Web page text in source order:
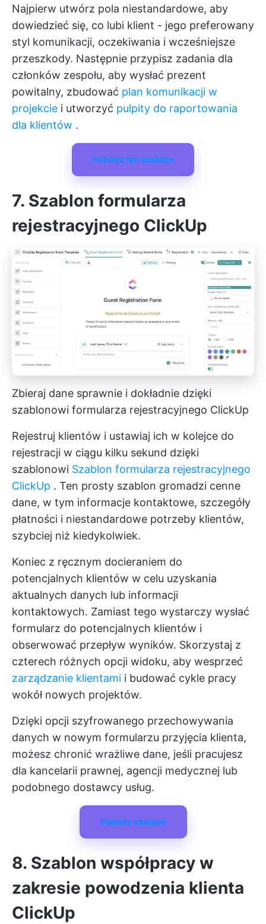
Najpierw utwórz pola niestandardowe, aby
dowiedzieć się, co lubi klient - jego preferowany
styl komunikacji, oczekiwania i wcześniejsze
przeszkody. Następnie przypisz zadania dla
członków zespołu, aby wysłać prezent
powitalny, zbudować plan komunikacji w
projekcie i utworzyć pulpity do raportowania
dla klientów .
Pobierz ten szablon
7. Szablon formularza
rejestracyjnego ClickUp
Zbieraj dane sprawnie i dokładnie dzięki
szablonowi formularza rejestracyjnego ClickUp
Rejestruj klientów i ustawiaj ich w kolejce do
rejestracji w ciągu kilku sekund dzięki
szablonowi Szablon formularza rejestracyjnego
ClickUp . Ten prosty szablon gromadzi cenne
dane, w tym informacje kontaktowe, szczegóły
płatności i niestandardowe potrzeby klientów,
szybciej niż kiedykolwiek.
Koniec z ręcznym docieraniem do
potencjalnych klientów w celu uzyskania
aktualnych danych lub informacji
kontaktowych. Zamiast tego wystarczy wysłać
formularz do potencjalnych klientów i
obserwować przepływ wyników. Skorzystaj z
czterech różnych opcji widoku, aby wesprzeć
zarządzanie klientami i budować cykle pracy
wokół nowych projektów.
Dzięki opcji szyfrowanego przechowywania
danych w nowym formularzu przyjęcia klienta,
możesz chronić wrażliwe dane, jeśli pracujesz
dla kancelarii prawnej, agencji medycznej lub
podobnego dostawcy usług.
Pobierz szablon
8. Szablon współpracy w
zakresie powodzenia klienta
ClickUp